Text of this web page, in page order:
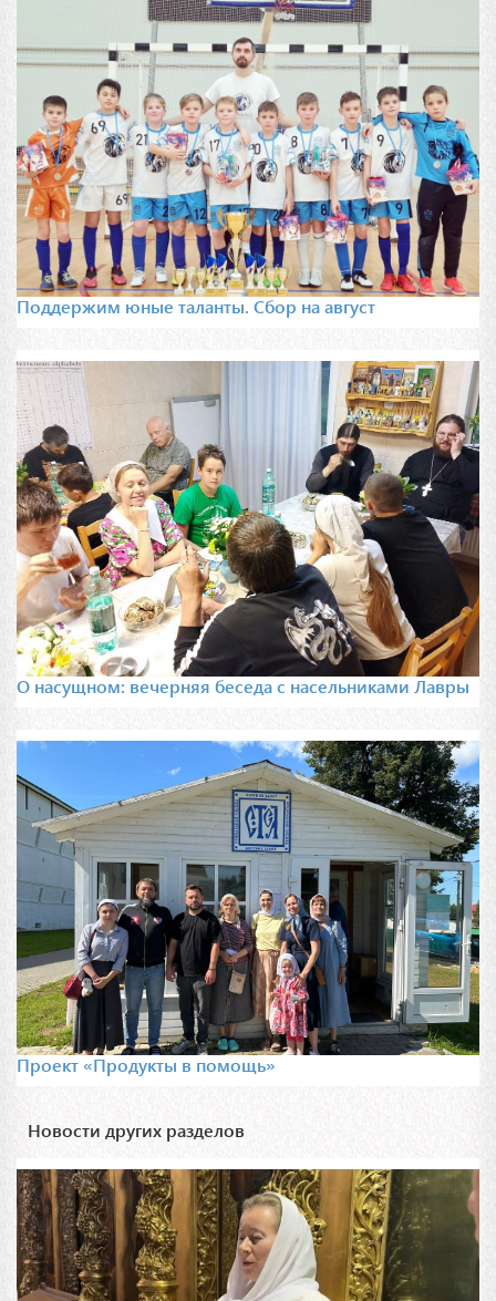
Поддержим юные таланты. Сбор на август
О насущном: вечерняя беседа с насельниками Лавры
Проект «Продукты в помощь»
Новости других разделов